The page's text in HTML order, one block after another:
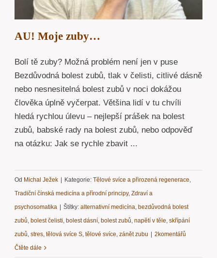
AU! Moje zuby…
Bolí tě zuby? Možná problém není jen v puse
Bezdůvodná bolest zubů, tlak v čelisti, citlivé dásně
nebo nesnesitelná bolest zubů v noci dokážou
člověka úplně vyčerpat. Většina lidí v tu chvíli
hledá rychlou úlevu – nejlepší prášek na bolest
zubů, babské rady na bolest zubů, nebo odpověď
na otázku: Jak se rychle zbavit ...
Od Michal Ježek Kategorie: Tělové svíce a přirozená regenerace,
Tradiční čínská medicína a přírodní principy, Zdraví a
psychosomatika
Štítky: alternativní medicína, bezdůvodná bolest
zubů, bolest čelisti, bolest dásní, bolest zubů, napětí v těle, skřípání
zubů, stres, tělová svíce S, tělové svíce, zánět zubu
2komentářů
Čtěte dále